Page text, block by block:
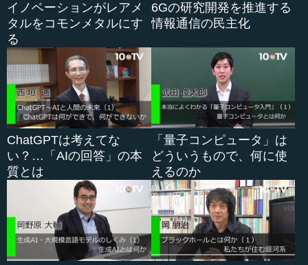
について見ていくということだと思います。
短期的な影響に関しては、研究者はすでに30年ほど使っ
ていますから、そういった人たちの目がおかしくなったと
いう話は聞いていません。少なくとも通常のVR体験に使う
というくらいなら、そんなに心配はいらないのかなと思い
ます。
ただ、それが一般に広く普及していったときはどうでし
ょうか。研究者は実は、そんなに耽溺するほど没入して使
うという状況にはまだなっていません。よって、それが趣
味化して広がっていったとき、本当に大丈夫かというのは
時間的問題として、これから恐らくぽろぽろと出てくるの
ではないかと思います。
実際の機械は人間の外にありますから、そういう意味に
おいては、例えば「自動車が人間に悪い影響があるんじゃ
イノベーションがレアメ
タルをコモンメタルにす
る
6Gの研究開発を推進する
情報通信の民主化
ChatGPTは考えてな
い？…「AIの回答」の本
質とは
「量子コンピュータ」は
どういうもので、何に使
えるのか